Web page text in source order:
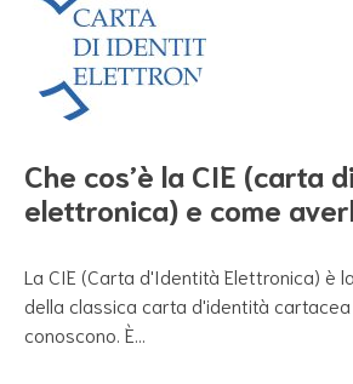
Che cos’è la CIE (carta
elettronica) e come
La CIE (Carta d'Identità Elettronica) è
della classica carta d'identità cartacea
conoscono. È…